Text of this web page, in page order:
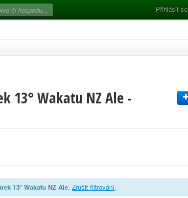
Přihlásit se
13° Wakatu NZ Ale -
13° Wakatu NZ Ale. Zrušit filtrování.